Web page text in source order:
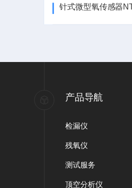
针式微型氧传感器
产品导航
检漏仪
残氧仪
测试服务
顶空分析仪